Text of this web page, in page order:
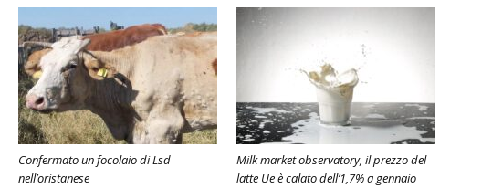
Confermato un focolaio di Lsd
nell’oristanese
Milk market observatory, il prezzo del
latte Ue è calato dell’1,7% a gennaio